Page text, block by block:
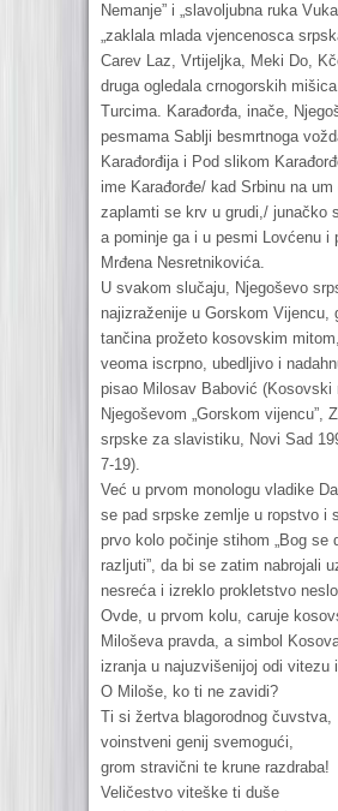
Nemanje” i „slavoljubna ruka
„zaklala mlada vjencenosca
Carev Laz, Vrtijeljka, Meki Do,
druga ogledala crnogorskih
Turcima. Karađorđa, inače,
pesmama Sablji besmrtnoga
Karađorđija i Pod slikom
ime Karađorđe/ kad Srbinu na um
zaplamti se krv u grudi,/ junačko
a pominje ga i u pesmi Lovćenu i
Mrđena Nesretnikovića.
U svakom slučaju, Njegoševo
najizraženije u Gorskom Vijencu,
tančina prožeto kosovskim
veoma iscrpno, ubedljivo i
pisao Milosav Babović (Kosovski
Njegoševom „Gorskom vijencu”,
srpske za slavistiku, Novi Sad
7-19).
Već u prvom monologu vladike
se pad srpske zemlje u ropstvo i
prvo kolo počinje stihom „Bog se
razljuti”, da bi se zatim nabrojali
nesreća i izreklo prokletstvo
Ovde, u prvom kolu, caruje
Miloševa pravda, a simbol
izranja u najuzvišenijoj odi vitezu
O Miloše, ko ti ne zavidi?
Ti si žertva blagorodnog čuvstva,
voinstveni genij svemogući,
grom stravični te krune razdraba!
Veličestvo viteške ti duše